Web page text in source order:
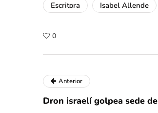
Escritora Isabel Allende
0
Anterior
Dron israelí golpea sede